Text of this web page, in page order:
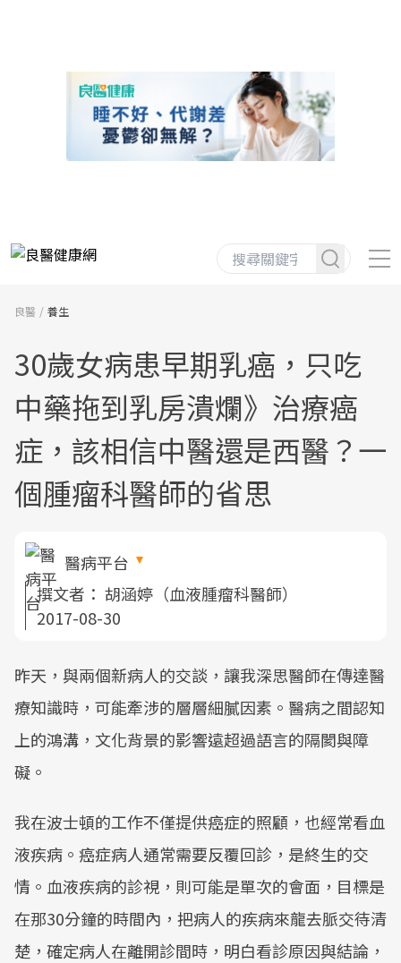
良醫 養生
30歲女病患早期乳癌，只吃
中藥拖到乳房潰爛》治療癌
症，該相信中醫還是西醫？一
個腫瘤科醫師的省思
醫病平台
撰文者： 胡涵婷（血液腫瘤科醫師）
2017-08-30
昨天，與兩個新病人的交談，讓我深思醫師在傳達醫
療知識時，可能牽涉的層層細膩因素。醫病之間認知
上的鴻溝，文化背景的影響遠超過語言的隔閡與障
礙。
我在波士頓的工作不僅提供癌症的照顧，也經常看血
液疾病。癌症病人通常需要反覆回診，是終生的交
情。血液疾病的診視，則可能是單次的會面，目標是
在那30分鐘的時間內，把病人的疾病來龍去脈交待清
楚，確定病人在離開診間時，明白看診原因與結論，